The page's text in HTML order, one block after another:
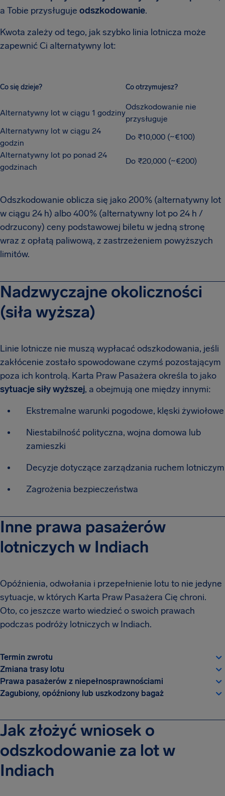
a Tobie przysługuje odszkodowanie.
Kwota zależy od tego, jak szybko linia lotnicza może
zapewnić Ci alternatywny lot:
Co się dzieje? Co otrzymujesz?
Alternatywny lot w ciągu 1 godziny
Odszkodowanie nie
przysługuje
Alternatywny lot w ciągu 24
godzin
Do ₹10,000 (~€100)
Alternatywny lot po ponad 24
godzinach
Do ₹20,000 (~€200)
Odszkodowanie oblicza się jako 200% (alternatywny lot
w ciągu 24 h) albo 400% (alternatywny lot po 24 h /
odrzucony) ceny podstawowej biletu w jedną stronę
wraz z opłatą paliwową, z zastrzeżeniem powyższych
limitów.
Nadzwyczajne okoliczności
(siła wyższa)
Linie lotnicze nie muszą wypłacać odszkodowania, jeśli
zakłócenie zostało spowodowane czymś pozostającym
poza ich kontrolą. Karta Praw Pasażera określa to jako
sytuacje siły wyższej, a obejmują one między innymi:
Ekstremalne warunki pogodowe, klęski żywiołowe
Niestabilność polityczna, wojna domowa lub
zamieszki
Decyzje dotyczące zarządzania ruchem lotniczym
Zagrożenia bezpieczeństwa
Inne prawa pasażerów
lotniczych w Indiach
Opóźnienia, odwołania i przepełnienie lotu to nie jedyne
sytuacje, w których Karta Praw Pasażera Cię chroni.
Oto, co jeszcze warto wiedzieć o swoich prawach
podczas podróży lotniczych w Indiach.
Termin zwrotu
Zmiana trasy lotu
Prawa pasażerów z niepełnosprawnościami
Zagubiony, opóźniony lub uszkodzony bagaż
Jak złożyć wniosek o
odszkodowanie za lot w
Indiach